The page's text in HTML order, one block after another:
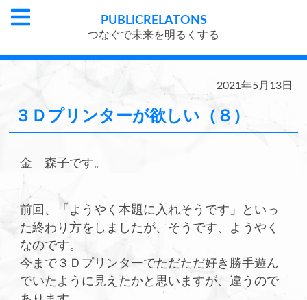
PUBLICRELATONS
つなぐで未来を明るくする
2021年5月13日
３Ｄプリンターが欲しい（８）
金 森子です。
前回、「ようやく本題に入れそうです」といっ
た終わり方をしましたが、そうです、ようやく
なのです。
今まで３Ｄプリンターでただただ好き勝手遊ん
でいたように見えたかと思いますが、違うので